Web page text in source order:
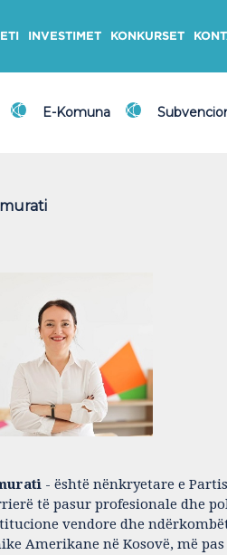
INVESTIMET KONKURSET
E-Komuna
- është nënkryetare e
të pasur profesionale dhe
vendore dhe
Amerikane në Kosovë, më